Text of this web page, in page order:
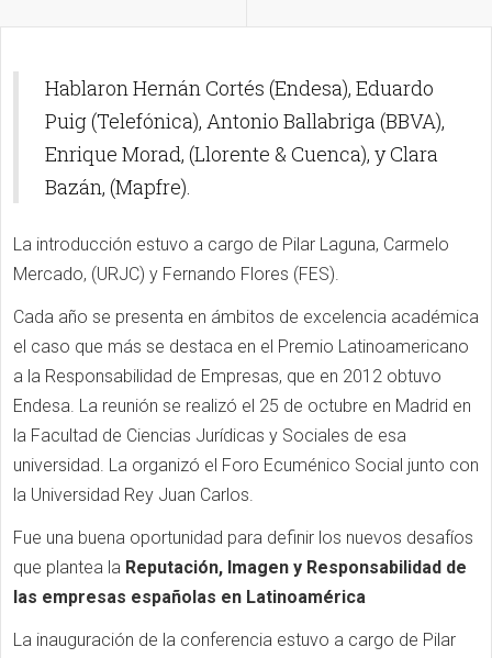
Hablaron Hernán Cortés (Endesa), Eduardo
Puig (Telefónica), Antonio Ballabriga (BBVA),
Enrique Morad, (Llorente & Cuenca), y Clara
Bazán, (Mapfre).
La introducción estuvo a cargo de Pilar Laguna, Carmelo
Mercado, (URJC) y Fernando Flores (FES).
Cada año se presenta en ámbitos de excelencia académica
el caso que más se destaca en el Premio Latinoamericano
a la Responsabilidad de Empresas, que en 2012 obtuvo
Endesa. La reunión se realizó el 25 de octubre en Madrid en
la Facultad de Ciencias Jurídicas y Sociales de esa
universidad. La organizó el Foro Ecuménico Social junto con
la Universidad Rey Juan Carlos.
Fue una buena oportunidad para definir los nuevos desafíos
que plantea la Reputación, Imagen y Responsabilidad de
las empresas españolas en Latinoamérica
La inauguración de la conferencia estuvo a cargo de Pilar